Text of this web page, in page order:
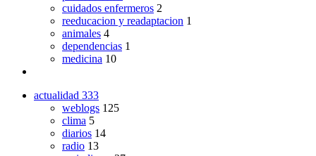
cuidados enfermeros 2
reeducacion y readaptacion 1
animales 4
dependencias 1
medicina 10
actualidad 333
weblogs 125
clima 5
diarios 14
radio 13